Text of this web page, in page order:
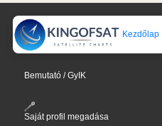
Kezdőlap
Bemutató / GyIK
Saját profil megadása